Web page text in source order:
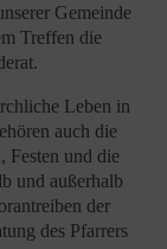
Gemeinde
Treffen die
Leben in
auch die
Festen und die
und außerhalb
der
des Pfarrers